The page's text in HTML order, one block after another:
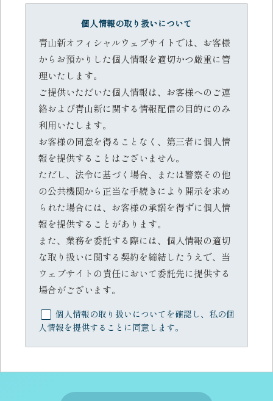
個人情報の取り扱いについて
青山新オフィシャルウェブサイトでは、お客様
からお預かりした個人情報を適切かつ厳重に管
理いたします。
ご提供いただいた個人情報は、お客様へのご連
絡および青山新に関する情報配信の目的にのみ
利用いたします。
お客様の同意を得ることなく、第三者に個人情
報を提供することはございません。
ただし、法令に基づく場合、または警察その他
の公共機関から正当な手続きにより開示を求め
られた場合には、お客様の承諾を得ずに個人情
報を提供することがあります。
また、業務を委託する際には、個人情報の適切
な取り扱いに関する契約を締結したうえで、当
ウェブサイトの責任において委託先に提供する
場合がございます。
個人情報の取り扱いについてを確認し、私の個
人情報を提供することに同意します。